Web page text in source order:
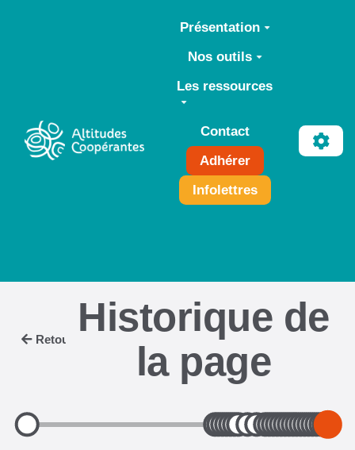
Aller au contenu principal
Présentation
Nos outils
Les ressources
Contact
Adhérer
Infolettres
Retour
Historique de
la page